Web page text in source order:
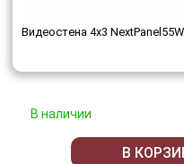
Видеостена 4x3
В наличии
В